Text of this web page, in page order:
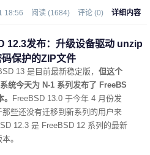
18:56 阅读 (1684) 评论 (0) 详细内容
12.3发布：升级设备驱动 unzip
保护的ZIP文件
13 是目前最新稳定版， 但这个
统今天为 N-1 系列发布了 FreeBS
FreeBSD 13.0 于今年 4 月份发
那些还没有迁移到新系列的用户来
12.3 是 FreeBSD 12 系列的最新
。